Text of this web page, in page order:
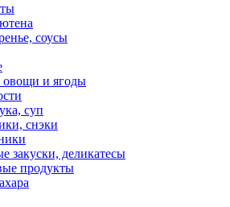
соусы
и ягоды
суп
снэки
закуски, деликатесы
продукты